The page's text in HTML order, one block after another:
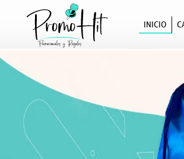
Material POP y
INICIO